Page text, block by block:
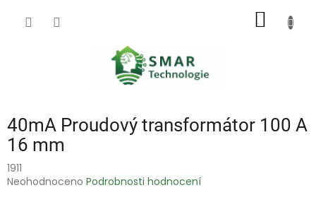
40mA Proudový transformátor 100 A
16 mm
1911
Průměrné
Neohodnoceno Podrobnosti hodnocení